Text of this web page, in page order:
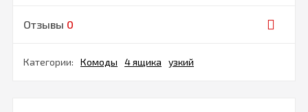
Отзывы 0
Категории: Комоды 4 ящика узкий